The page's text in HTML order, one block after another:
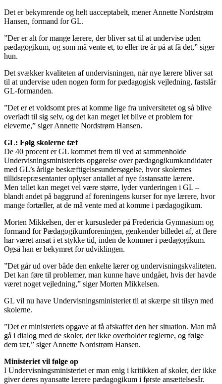
Det er bekymrende og helt uacceptabelt, mener Annette Nordstrøm
Hansen, formand for GL.
”Der er alt for mange lærere, der bliver sat til at undervise uden
pædagogikum, og som må vente et, to eller tre år på at få det,” siger
hun.
Det svækker kvaliteten af undervisningen, når nye lærere bliver sat
til at undervise uden nogen form for pædagogisk vejledning, fastslår
GL-formanden.
”Det er et voldsomt pres at komme lige fra universitetet og så blive
overladt til sig selv, og det kan meget let blive et problem for
eleverne,” siger Annette Nordstrøm Hansen.
GL: Følg skolerne tæt
De 40 procent er GL kommet frem til ved at sammenholde
Undervisningsministeriets opgørelse over pædagogikumkandidater
med GL’s årlige beskæftigelsesundersøgelse, hvor skolernes
tillidsrepræsentanter oplyser antallet af nye fastansatte lærere.
Men tallet kan meget vel være større, lyder vurderingen i GL –
blandt andet på baggrund af foreningens kurser for nye lærere, hvor
mange fortæller, at de må vente med at komme i pædagogikum.
Morten Mikkelsen, der er kursusleder på Fredericia Gymnasium og
formand for Pædagogikumforeningen, genkender billedet af, at flere
har været ansat i et stykke tid, inden de kommer i pædagogikum.
Også han er bekymret for udviklingen.
”Det går ud over både den enkelte lærer og undervisningskvaliteten.
Det kan føre til problemer, man kunne have undgået, hvis der havde
været noget vejledning,” siger Morten Mikkelsen.
GL vil nu have Undervisningsministeriet til at skærpe sit tilsyn med
skolerne.
”Det er ministeriets opgave at få afskaffet den her situation. Man må
gå i dialog med de skoler, der ikke overholder reglerne, og følge
dem tæt,” siger Annette Nordstrøm Hansen.
Ministeriet vil følge op
I Undervisningsministeriet er man enig i kritikken af skoler, der ikke
giver deres nyansatte lærere pædagogikum i første ansættelsesår.